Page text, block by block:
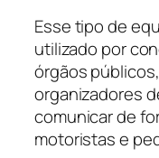
Esse tipo de
utilizado por
órgãos
organizadores
comunicar de
motoristas e